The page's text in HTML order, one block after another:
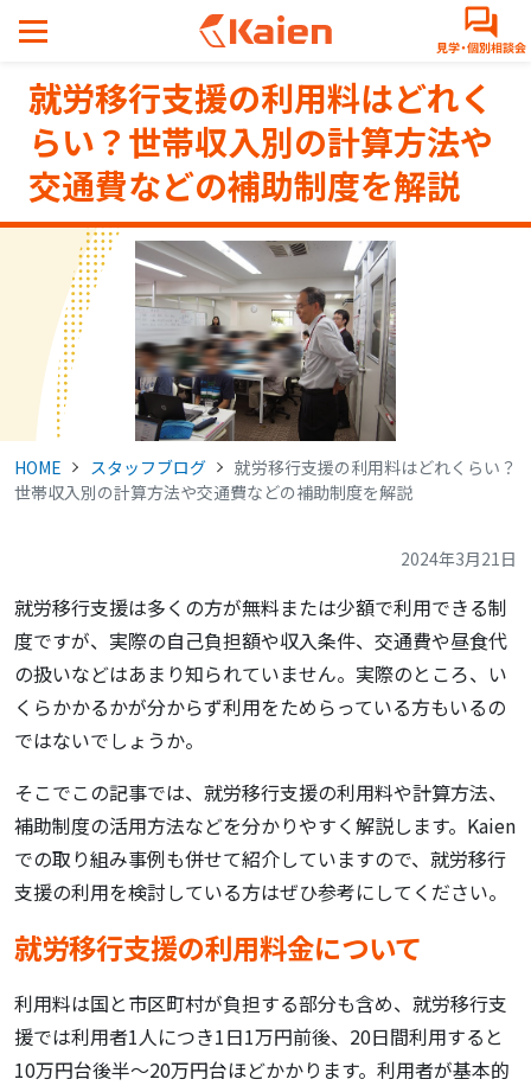
就労移行支援の利用料はどれく
らい？世帯収入別の計算方法や
交通費などの補助制度を解説
HOME スタッフブログ
就労移行支援の利用料はどれくらい？
世帯収入別の計算方法や交通費などの補助制度を解説
2024年3月21日
就労移行支援は多くの方が無料または少額で利用できる制
度ですが、実際の自己負担額や収入条件、交通費や昼食代
の扱いなどはあまり知られていません。実際のところ、い
くらかかるかが分からず利用をためらっている方もいるの
ではないでしょうか。
そこでこの記事では、就労移行支援の利用料や計算方法、
補助制度の活用方法などを分かりやすく解説します。Kaien
での取り組み事例も併せて紹介していますので、就労移行
支援の利用を検討している方はぜひ参考にしてください。
就労移行支援の利用料金について
利用料は国と市区町村が負担する部分も含め、就労移行支
援では利用者1人につき1日1万円前後、20日間利用すると
10万円台後半〜20万円台ほどかかります。利用者が基本的